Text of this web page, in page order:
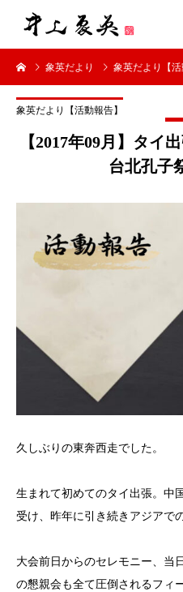
象英だより 象英だより【活
象英だより【活動報告】
【2017年09月】タイ
台北孔子
久しぶりの東奔西走でした。
生まれて初めてのタイ出張。中
受け、昨年に引き続きアジアで
大会前日からのセレモニー、当
の懇親会も全て圧倒されるフィ